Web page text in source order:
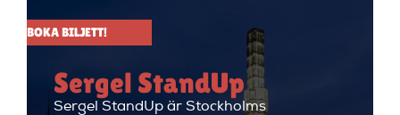
BOKA BILJETT!
Sergel StandUp
Sergel StandUp är Stockholms